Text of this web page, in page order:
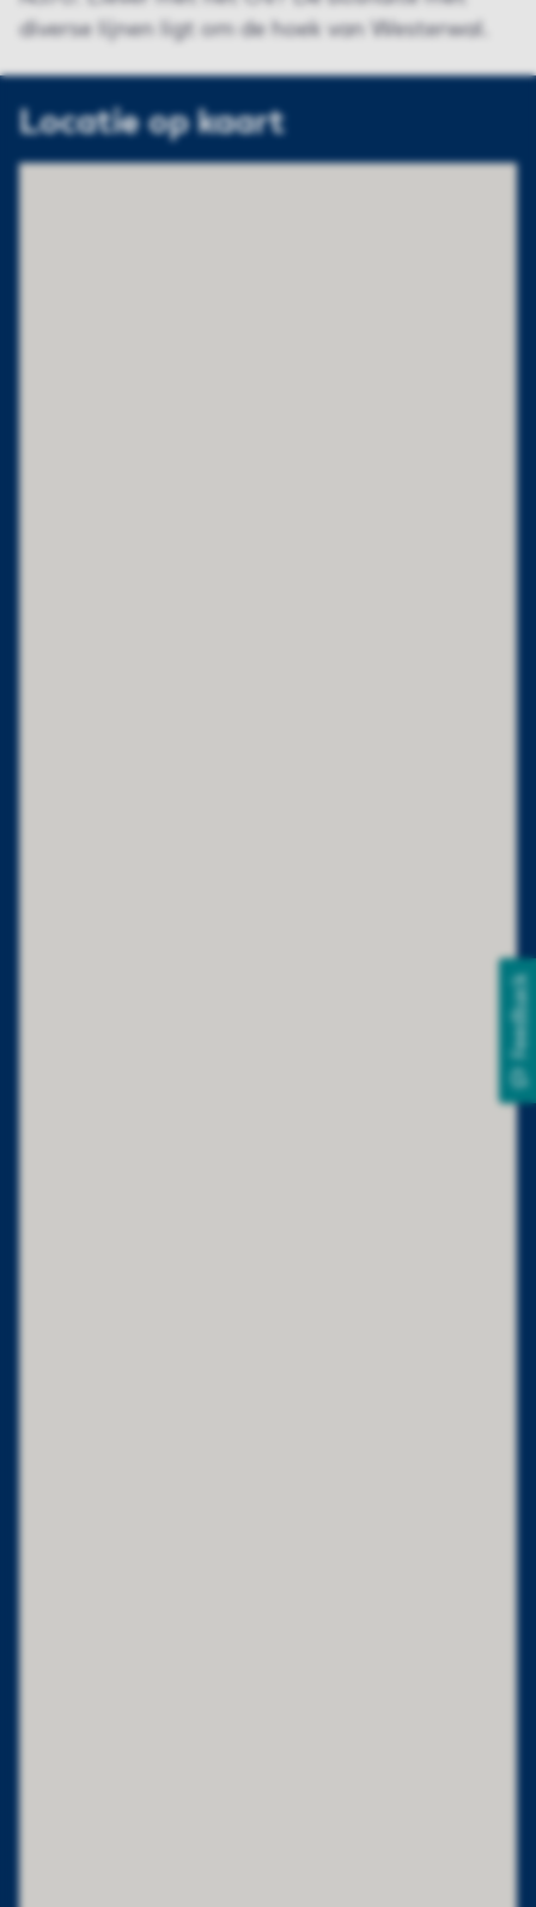
diverse lijnen ligt om de hoek van Westerwal.
Locatie op kaart
Feedback